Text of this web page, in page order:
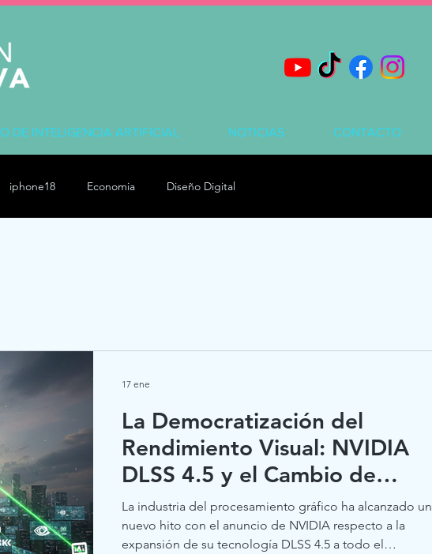
DE INTELIGENCIA ARTIFICIAL NOTICIAS CONTACTO
iphone18 Economia Diseño Digital
La Democratización del
Rendimiento Visual: NVIDIA
DLSS 4.5 y el Cambio de
Paradigma en la Renderización
Neuronal
La industria del procesamiento gráfico ha alcanzado un
nuevo hito con el anuncio de NVIDIA respecto a la
expansión de su tecnología DLSS 4.5 a todo el
17 ene